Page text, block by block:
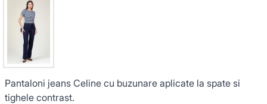
Pantaloni jeans Celine cu buzunare aplicate la spate si
tighele contrast.
TINUTE DE OCAZIE
NOUTĂȚI
PRODUSE DIN IN
VEZI TOATE REDUCERILE